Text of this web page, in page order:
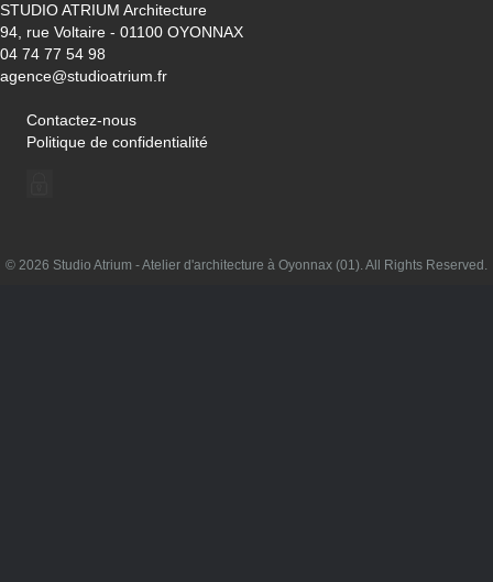
STUDIO ATRIUM Architecture
94, rue Voltaire - 01100 OYONNAX
04 74 77 54 98
agence@studioatrium.fr
Contactez-nous
Politique de confidentialité
© 2026 Studio Atrium - Atelier d'architecture à Oyonnax (01). All Rights Reserved.